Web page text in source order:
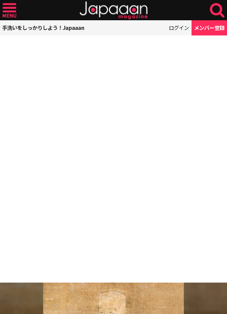
手洗いをしっかりしよう！Japaaan ログイン メンバー登録